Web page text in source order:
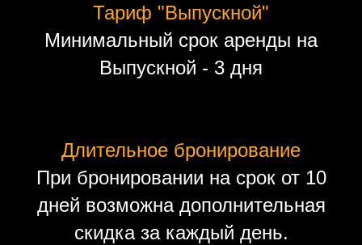
Тариф "Выпускной"
Минимальный срок аренды на
Выпускной - 3 дня
Длительное бронирование
При бронировании на срок от 10
дней возможна дополнительная
скидка за каждый день.